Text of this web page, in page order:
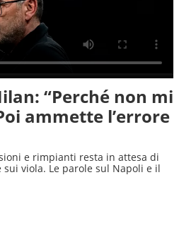
“Perché non mi
ammette l’errore
e rimpianti resta in attesa di
viola. Le parole sul Napoli e il